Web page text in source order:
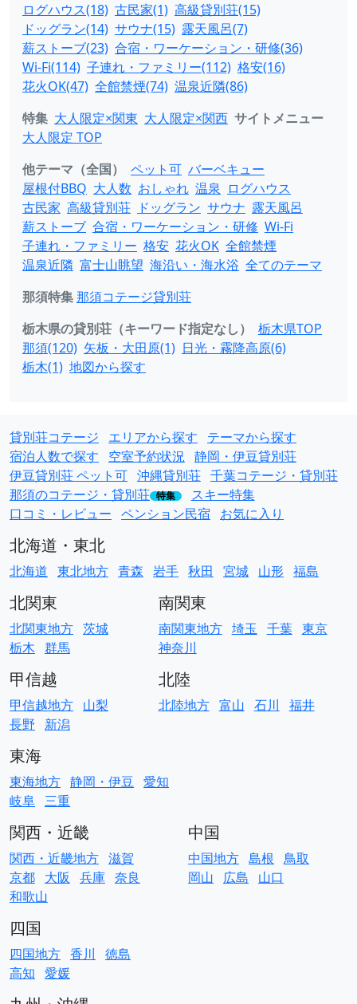
ログハウス(18) 古民家(1) 高級貸別荘(15)
ドッグラン(14) サウナ(15) 露天風呂(7)
薪ストーブ(23) 合宿・ワーケーション・研修(36)
Wi-Fi(114) 子連れ・ファミリー(112) 格安(16)
花火OK(47) 全館禁煙(74) 温泉近隣(86)
特集 大人限定×関東 大人限定×関西 サイトメニュー
大人限定 TOP
他テーマ（全国）
ペット可 バーベキュー
屋根付BBQ 大人数 おしゃれ 温泉 ログハウス
古民家 高級貸別荘 ドッグラン サウナ 露天風呂
薪ストーブ 合宿・ワーケーション・研修 Wi-Fi
子連れ・ファミリー 格安 花火OK 全館禁煙
温泉近隣 富士山眺望 海沿い・海水浴 全てのテーマ
那須特集那須コテージ貸別荘
栃木県の貸別荘（キーワード指定なし）
栃木県TOP
那須(120) 矢板・大田原(1) 日光・霧降高原(6)
栃木(1) 地図から探す
貸別荘コテージ エリアから探す
テーマから探す
宿泊人数で探す
空室予約状況 静岡・伊豆貸別荘
伊豆貸別荘 ペット可 沖縄貸別荘 千葉コテージ・貸別荘
那須のコテージ・貸別荘 特集
スキー特集
口コミ・レビュー ペンション民宿 お気に入り
北海道・東北
北海道 東北地方 青森 岩手 秋田 宮城 山形 福島
北関東
北関東地方 茨城
栃木 群馬
南関東
南関東地方 埼玉 千葉 東京
神奈川
甲信越
甲信越地方 山梨
長野
新潟
北陸
北陸地方 富山 石川 福井
東海
東海地方 静岡・伊豆 愛知
岐阜 三重
関西・近畿
関西・近畿地方 滋賀
京都 大阪 兵庫 奈良
和歌山
中国
中国地方 島根 鳥取
岡山
広島 山口
四国
四国地方 香川
徳島
高知 愛媛